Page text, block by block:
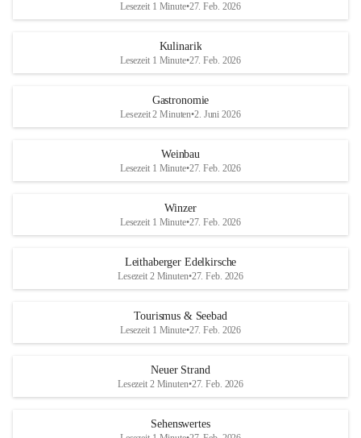
Lesezeit 1 Minute•27. Feb. 2026
Kulinarik
Lesezeit 1 Minute•27. Feb. 2026
Gastronomie
Lesezeit 2 Minuten•2. Juni 2026
Weinbau
Lesezeit 1 Minute•27. Feb. 2026
Winzer
Lesezeit 1 Minute•27. Feb. 2026
Leithaberger Edelkirsche
Lesezeit 2 Minuten•27. Feb. 2026
Tourismus & Seebad
Lesezeit 1 Minute•27. Feb. 2026
Neuer Strand
Lesezeit 2 Minuten•27. Feb. 2026
Sehenswertes